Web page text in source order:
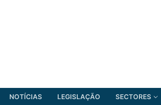
NOTÍCIAS LEGISLAÇÃO SECTORES